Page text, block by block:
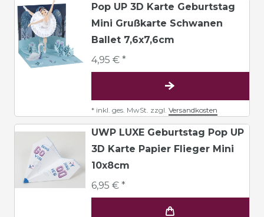
Pop UP 3D Karte Geburtstag
Mini Grußkarte Schwanen
Ballet 7,6x7,6cm
4,95 € *
* inkl. ges. MwSt. zzgl. Versandkosten
UWP LUXE Geburtstag Pop UP
3D Karte Papier Flieger Mini
10x8cm
6,95 € *